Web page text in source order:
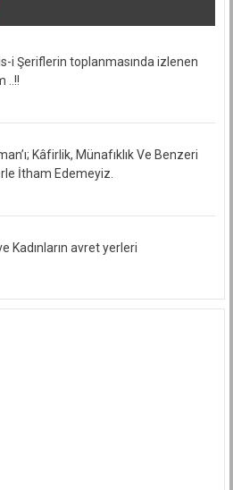
i Şeriflerin toplanmasında izlenen
..!!
Kâfirlik, Münafıklık Ve Benzeri
İtham Edemeyiz.
Kadınların avret yerleri